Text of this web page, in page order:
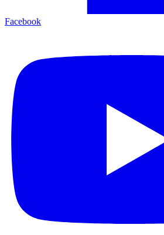
Facebook